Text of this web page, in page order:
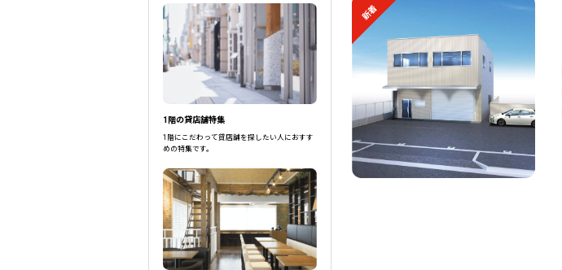
新着
1階の貸店舗特集
1階にこだわって貸店舗を探したい人におすす
めの特集です。